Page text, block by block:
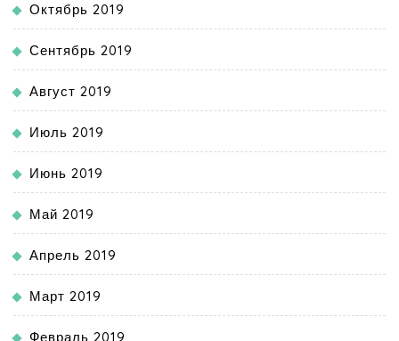
Октябрь 2019
Сентябрь 2019
Август 2019
Июль 2019
Июнь 2019
Май 2019
Апрель 2019
Март 2019
Февраль 2019